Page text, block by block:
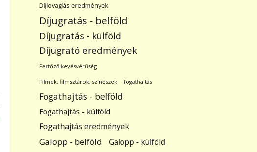
Díjlovaglás eredmények
Díjugratás - belföld
Díjugratás - külföld
Díjugrató eredmények
Fertőző kevésvérűség
Filmek; filmsztárok; színészek fogathajtás
Fogathajtás - belföld
Fogathajtás - külföld
Fogathajtás eredmények
Galopp - belföld Galopp - külföld